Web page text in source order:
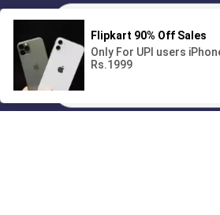
01/07
00:00
Поиграешь со мной? 💖🐾